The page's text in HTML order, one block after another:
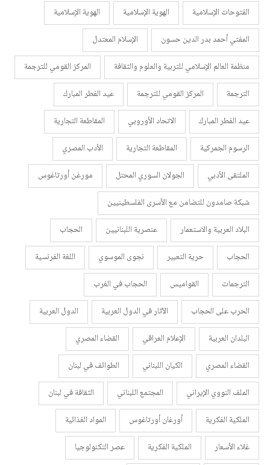
الفتوحات الإسلامية
الهوية الإسلامية
الهوية الإسلامية
المفتي أحمد بدر الدين حسون
الإسلام المعتدل
منظمة العالم الإسلامي للتربية والعلوم والثقافة
المركز القومي للترجمة
الترجمة
المركز القومي للترجمة
عيد الفطر المبارك
عيد الفطر المبارك
الاتحاد الأوروبي
المقاطعة التجارية
الرسوم الجمركية
المقاطعة التجارية
الأدب المصري
الملتقى الأدبي
الجولان السوري المحتل
مورغن أورتاغوس
شبكة صامدون للتضامن مع الأسرى الفلسطينيين
البلاد العربية والاستعمار
عنصرية اللبنانيين
الحجاب
الحجاب
حرية التعبير نجوى الموسوي
اللغة الفرنسية
الترجمات
القواميس
الحجاب في الغرب
الحرب على الحجاب
الآثار في الدول العربية
الدول العربية
البلدان العربية
الإعلام العراقي
القضاء المصري
القضاء المصري
الكيان اللبناني
الطوائف في لبنان
الملف النووي الإيراني
المجتمع اللبناني
الثقافة في لبنان
الملكية الفكرية
أورغان أورتاغوس
المواد الغذائية
غلاء الأسعار
الملكية الفكرية
عصر التكنولوجيا